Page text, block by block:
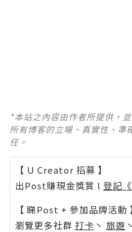
*本站之內容由作者所提供，
所有博客的立場、真實性、準
任。
【 U Creator 招募 】
出Post賺現金獎賞 l 登記
【 睇Post + 參加品牌活動
瀏覽更多社群 打卡 丶 旅遊 丶